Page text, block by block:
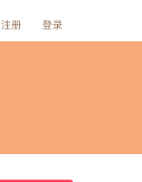
注册 登录